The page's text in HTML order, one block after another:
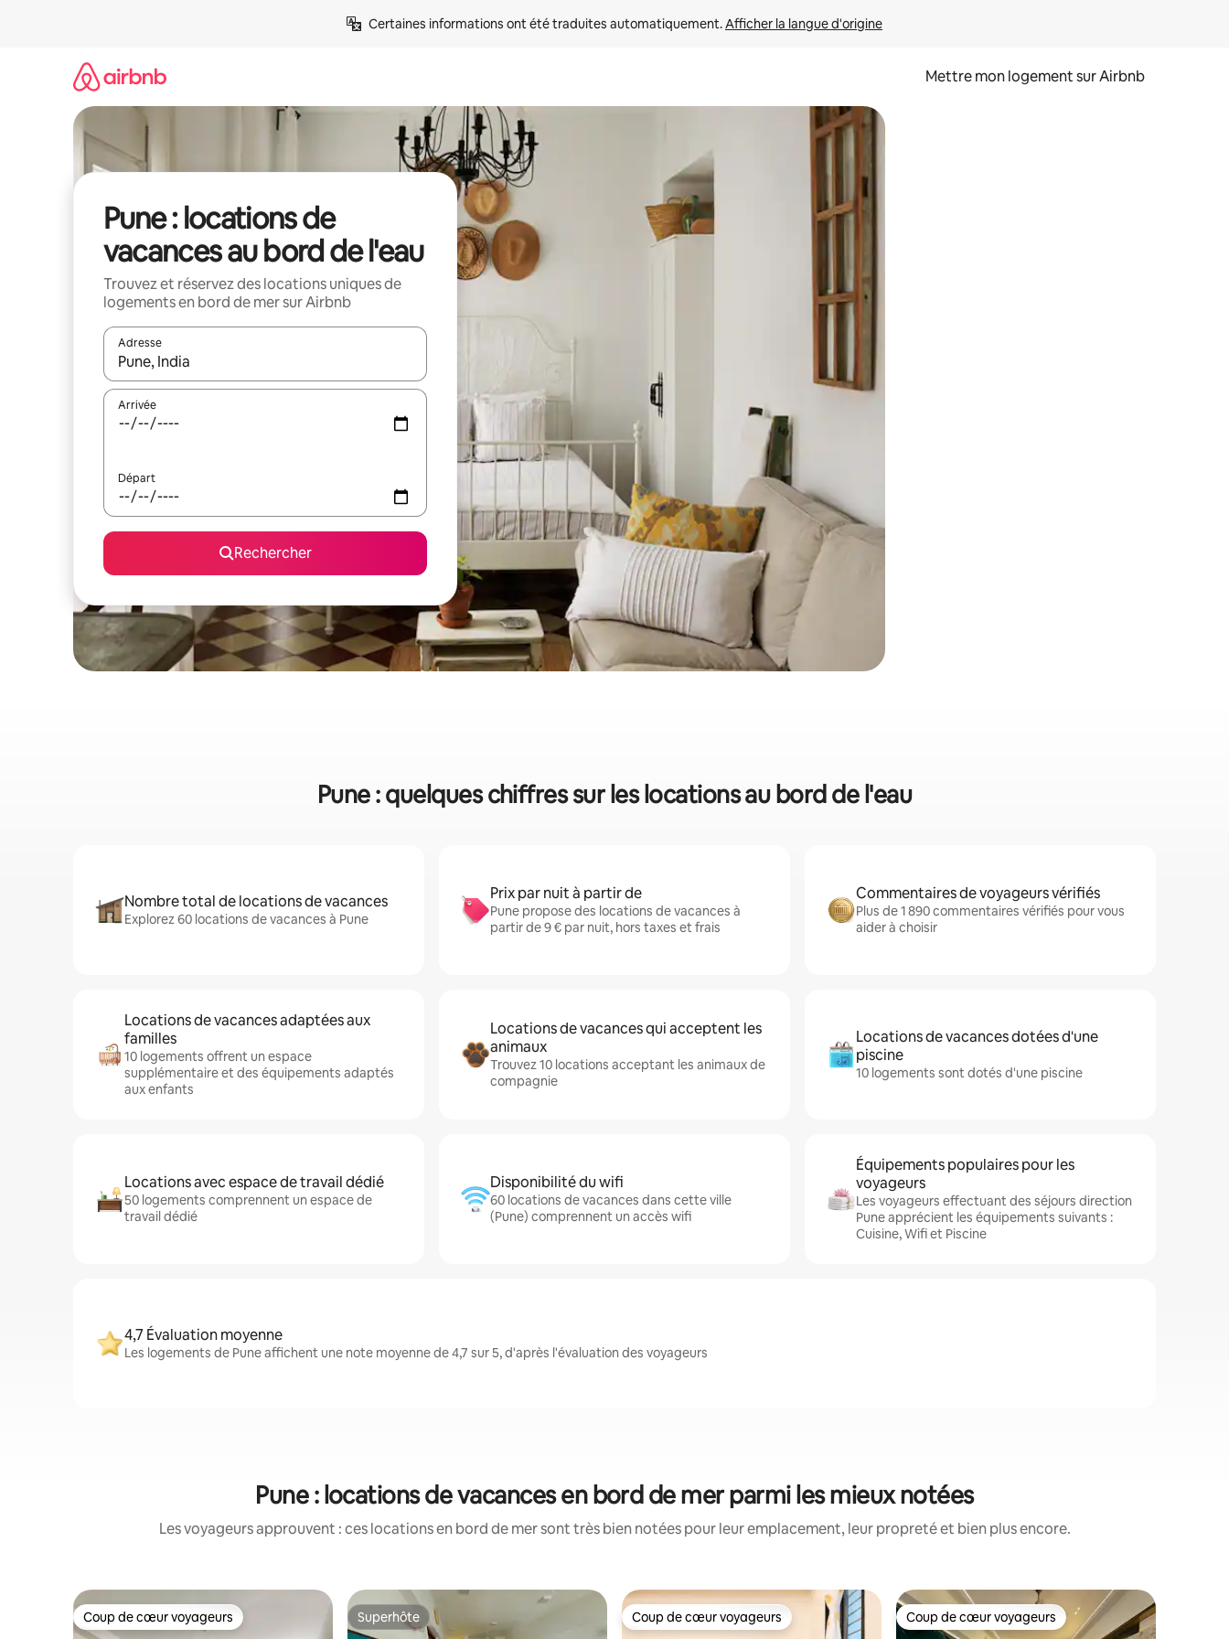
Certaines informations ont été traduites automatiquement. Afficher la langue d'origine
Mettre mon logement sur Airbnb
Pune : locations de
vacances au bord de l'eau
Trouvez et réservez des locations uniques de
logements en bord de mer sur Airbnb
Adresse
Lorsque les résultats s'affichent, utilisez les flèches vers le haut et vers le bas pour les parcourir ou en appuyant et en faisant glisser.
Arrivée
Départ
Rechercher
Pune : quelques chiffres sur les locations au bord de l'eau
Nombre total de locations de vacances
Explorez 60 locations de vacances à Pune
Prix par nuit à partir de
Pune propose des locations de vacances à
partir de 9 € par nuit, hors taxes et frais
Commentaires de voyageurs vérifiés
Plus de 1 890 commentaires vérifiés pour vous
aider à choisir
Locations de vacances adaptées aux
familles
10 logements offrent un espace
supplémentaire et des équipements adaptés
aux enfants
Locations de vacances qui acceptent les
animaux
Trouvez 10 locations acceptant les animaux de
compagnie
Locations de vacances dotées d'une
piscine
10 logements sont dotés d'une piscine
Locations avec espace de travail dédié
50 logements comprennent un espace de
travail dédié
Disponibilité du wifi
60 locations de vacances dans cette ville
(Pune) comprennent un accès wifi
Équipements populaires pour les
voyageurs
Les voyageurs effectuant des séjours direction
Pune apprécient les équipements suivants :
Cuisine, Wifi et Piscine
4,7 Évaluation moyenne
Les logements de Pune affichent une note moyenne de 4,7 sur 5, d'après l'évaluation des voyageurs
Pune : locations de vacances en bord de mer parmi les mieux notées
Les voyageurs approuvent : ces locations en bord de mer sont très bien notées pour leur emplacement, leur propreté et bien plus encore.
Coup de cœur voyageurs
Coup de cœur voyageurs Superhôte
Superhôte Coup de cœur voyageurs
Coup de cœur voyageurs Coup de cœur voyageurs
Coup de cœur voyageurs